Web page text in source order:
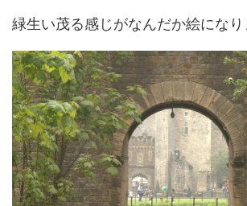
緑生い茂る感じがなんだか絵になり